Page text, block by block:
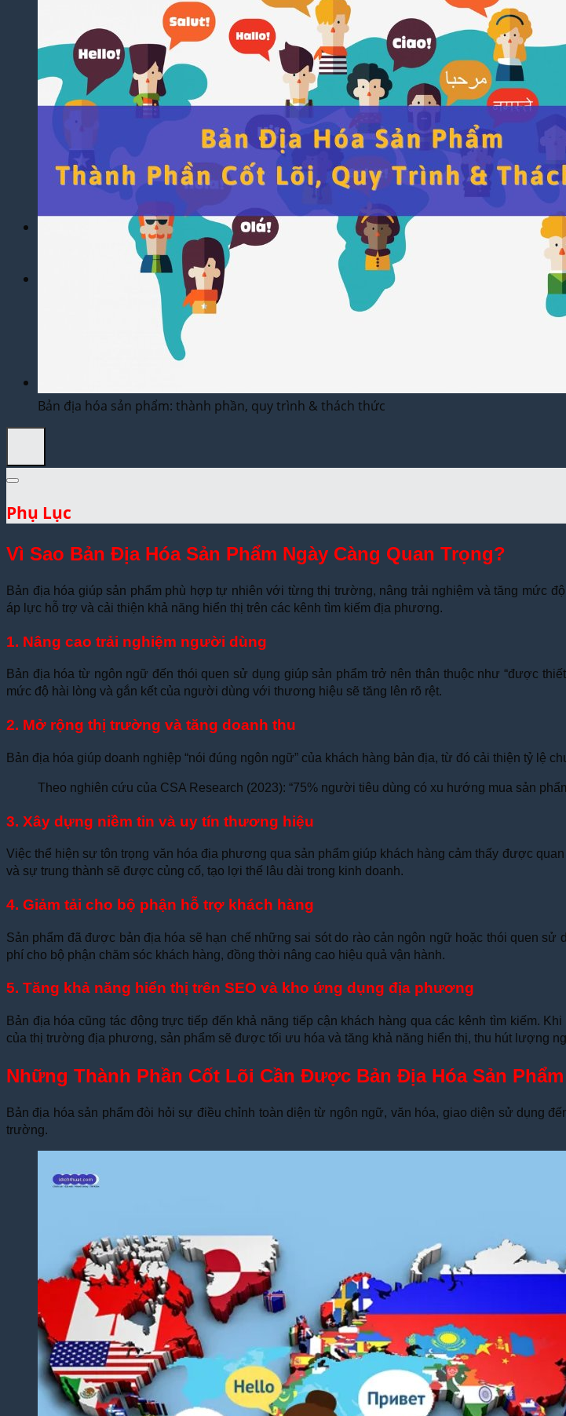
Dịch Thuật Báo Cáo Tài Chính
Dịch Thuật Hợp Đồng Nhanh Chóng
Dịch Thuật Bảng Điểm Học Bạ
Dịch Thuật Giấy Khai Sinh, Hộ Khẩu
Dịch Thuật Đa Ngôn Ngữ
Dịch Thuật Tiếng Anh
Dịch Thuật Tiếng Trung Quốc
Dịch Thuật Tiếng Nhật Bản
Dịch Thuật Tiếng Hàn Quốc
Dịch Thuật Tiếng Pháp
Dịch Thuật Tiếng Đức
Dịch Thuật Tiếng Nga
Dịch Thuật Phim – Phụ Đề Video Clip
Dịch Vụ Hợp Pháp Hóa Lãnh Sự
Chia Sẻ Kinh Nghiệm
Dịch Thuật Vì Cộng Đồng
Bản địa hóa sản phẩm: thành phần, quy trình & thách thức
Phụ Lục
Vì Sao Bản Địa Hóa Sản Phẩm Ngày Càng Quan Trọng?
Bản địa hóa giúp sản phẩm phù hợp tự nhiên với từng thị trường, nâng trải nghiệm và tăng mức
áp lực hỗ trợ và cải thiện khả năng hiển thị trên các kênh tìm kiếm địa phương.
1. Nâng cao trải nghiệm người dùng
Bản địa hóa từ ngôn ngữ đến thói quen sử dụng giúp sản phẩm trở nên thân thuộc như “được
mức độ hài lòng và gắn kết của người dùng với thương hiệu sẽ tăng lên rõ rệt.
2. Mở rộng thị trường và tăng doanh thu
Bản địa hóa giúp doanh nghiệp “nói đúng ngôn ngữ” của khách hàng bản địa, từ đó cải thiện tỷ lệ
Theo nghiên cứu của CSA Research (2023): “75% người tiêu dùng có xu hướng mua sản
3. Xây dựng niềm tin và uy tín thương hiệu
Việc thể hiện sự tôn trọng văn hóa địa phương qua sản phẩm giúp khách hàng cảm thấy được
và sự trung thành sẽ được củng cố, tạo lợi thế lâu dài trong kinh doanh.
4. Giảm tải cho bộ phận hỗ trợ khách hàng
Sản phẩm đã được bản địa hóa sẽ hạn chế những sai sót do rào cản ngôn ngữ hoặc thói quen
phí cho bộ phận chăm sóc khách hàng, đồng thời nâng cao hiệu quả vận hành.
5. Tăng khả năng hiển thị trên SEO và kho ứng dụng địa phương
Bản địa hóa cũng tác động trực tiếp đến khả năng tiếp cận khách hàng qua các kênh tìm kiếm.
của thị trường địa phương, sản phẩm sẽ được tối ưu hóa và tăng khả năng hiển thị, thu hút lượng
Những Thành Phần Cốt Lõi Cần Được Bản Địa Hóa Sản Phẩm
Bản địa hóa sản phẩm đòi hỏi sự điều chỉnh toàn diện từ ngôn ngữ, văn hóa, giao diện sử dụng
trường.